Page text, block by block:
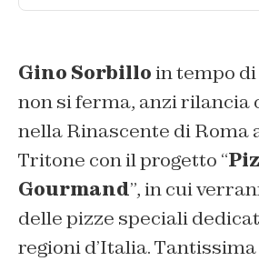
Gino Sorbilloin tempo di
non si ferma, anzi rilancia
nella Rinascente di Roma
Tritone con il progetto “
Gourmand”, in cui
delle pizze speciali
regioni d’Italia.